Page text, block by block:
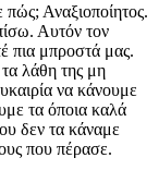
Αναξιοποίητος.
Αυτόν τον
πια μπροστά μας.
λάθη της μη
να κάνουμε
τα όποια καλά
δεν τα κάναμε
που πέρασε.